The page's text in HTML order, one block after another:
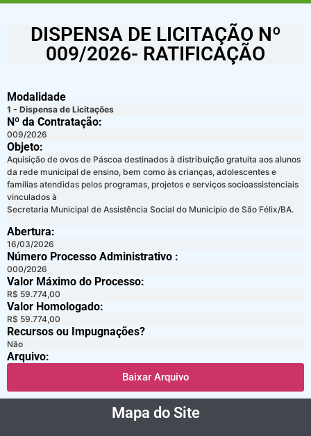
DISPENSA DE LICITAÇÃO Nº
009/2026- RATIFICAÇÃO
Modalidade
1 - Dispensa de Licitações
Nº da Contratação:
009/2026
Objeto:
Aquisição de ovos de Páscoa destinados à distribuição gratuita aos alunos
da rede municipal de ensino, bem como às crianças, adolescentes e
famílias atendidas pelos programas, projetos e serviços socioassistenciais
vinculados à
Secretaria Municipal de Assistência Social do Município de São Félix/BA.
Abertura:
16/03/2026
Número Processo Administrativo :
000/2026
Valor Máximo do Processo: ​
R$ 59.774,00
Valor Homologado: ​
R$ 59.774,00
Recursos ou Impugnações? ​
Não
Arquivo:
Baixar Arquivo
Mapa do Site